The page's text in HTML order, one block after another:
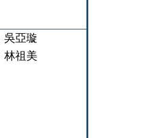
吳亞璇
林祖美